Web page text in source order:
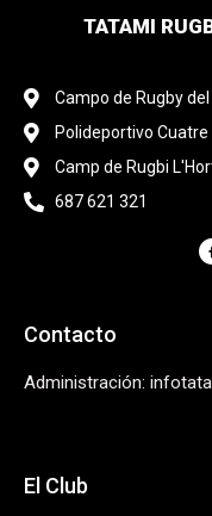
TATAMI
Campo de Rugby del
Polideportivo Cuatre
Camp de Rugbi
687 621 321
Contacto
Administración:
El Club